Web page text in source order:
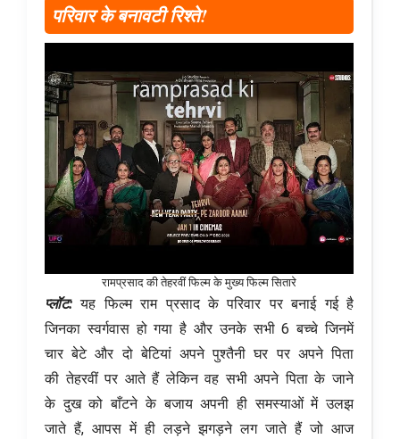
परिवार के बनावटी रिश्ते!
रामप्रसाद की तेहरवीं फिल्म के मुख्य फिल्म सितारे
प्लॉट:यह फिल्म राम प्रसाद के परिवार पर बनाई गई है
जिनका स्वर्गवास हो गया है और उनके सभी 6 बच्चे जिनमें
चार बेटे और दो बेटियां अपने पुश्तैनी घर पर अपने पिता
की तेहरवीं पर आते हैं लेकिन वह सभी अपने पिता के जाने
के दुख को बाँटने के बजाय अपनी ही समस्याओं में उलझ
जाते हैं, आपस में ही लड़ने झगड़ने लग जाते हैं जो आज